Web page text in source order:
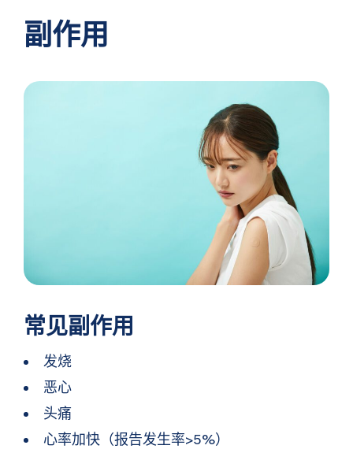
副作用
常见副作用
发烧
恶心
头痛
心率加快（报告发生率>5%）